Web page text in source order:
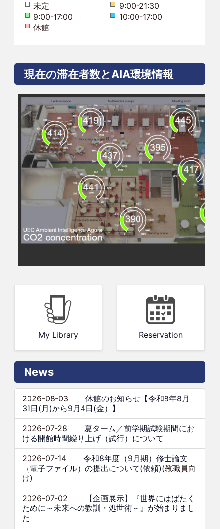
未定
9:00-21:30
9:00-17:00
10:00-17:00
休館
現在の滞在者数とAIA環境情報
My Library Reservation
News
2026-08-03
休館のお知らせ【令和8年8月
31日(月)から9月4日(金）】
2026-07-28
夏ターム／前学期試験期間にお
ける開館時間繰り上げ（試行）について
2026-07-14
令和8年度（9月期）修士論文
（電子ファイル）の提出について(依頼)(教職員向
け)
2026-07-02
【企画展示】『世界にはばたく
ために～未来への教訓・処世術～』が始まりまし
た